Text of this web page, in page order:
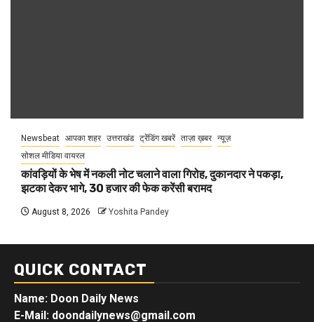
Newsbeat आपका शहर उत्तराखंड ट्रेंडिंग खबरें ताज़ा ख़बर न्यूज़
सोशल मीडिया वायरल
कांवड़ियों के भेष में नकली नोट चलाने वाला गिरोह, दुकानदार ने पकड़ा,
झटका देकर भागे, 30 हजार की फेक करेंसी बरामद
August 8, 2026 Yoshita Pandey
QUICK CONTACT
Name: Doon Daily News
E-Mail: doondailynews@gmail.com